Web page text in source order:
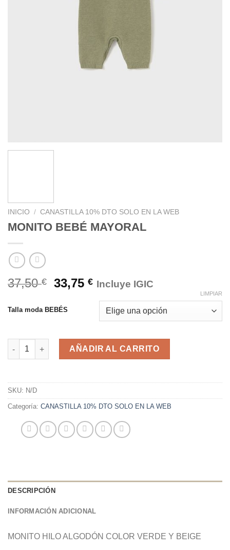
INICIO / CANASTILLA 10% DTO SOLO EN LA WEB
MONITO BEBÉ MAYORAL
37,50€ 33,75€ Incluye IGIC
Talla moda BEBÉS
LIMPIAR
MONITO BEBÉ MAYORAL cantidad
AÑADIR AL CARRITO
SKU: N/D
Categoría: CANASTILLA 10% DTO SOLO EN LA WEB
DESCRIPCIÓN
INFORMACIÓN ADICIONAL
MONITO HILO ALGODÓN COLOR VERDE Y BEIGE